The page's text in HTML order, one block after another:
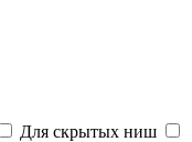
Для скрытых ниш